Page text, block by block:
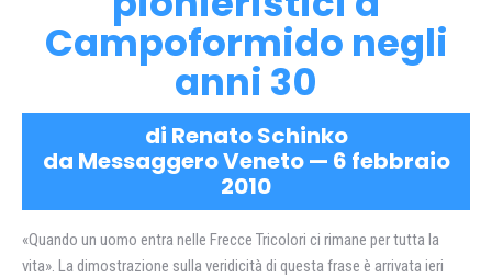
Campoformido negli
anni 30
di Renato Schinko
da Messaggero Veneto — 6 febbraio
2010
«Quando un uomo entra nelle Frecce Tricolori ci rimane per tutta la
vita». La dimostrazione sulla veridicità di questa frase è arrivata ieri